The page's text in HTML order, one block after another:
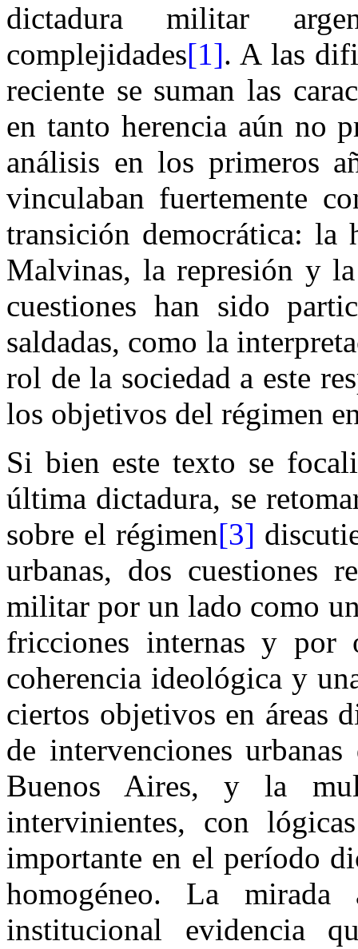
dictadura militar
complejidades[1]. A las
reciente se suman las
en tanto herencia aún no
análisis en los primeros
vinculaban fuertemente
transición democrática: la
Malvinas, la represión y
cuestiones han sido
saldadas, como la
rol de la sociedad a este
los objetivos del régimen
Si bien este texto se
última dictadura, se
sobre el régimen[3]
urbanas, dos cuestiones
militar por un lado como
fricciones internas y por
coherencia ideológica y
ciertos objetivos en áreas
de intervenciones
Buenos Aires, y la
intervinientes, con
importante en el período
homogéneo. La
institucional evidencia